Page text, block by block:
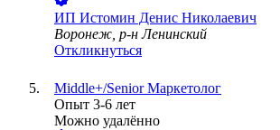
ИП Истомин Денис Николаевич
Воронеж, р-н Ленинский
Откликнуться
Middle+/Senior Маркетолог
Опыт 3-6 лет
Можно удалённо